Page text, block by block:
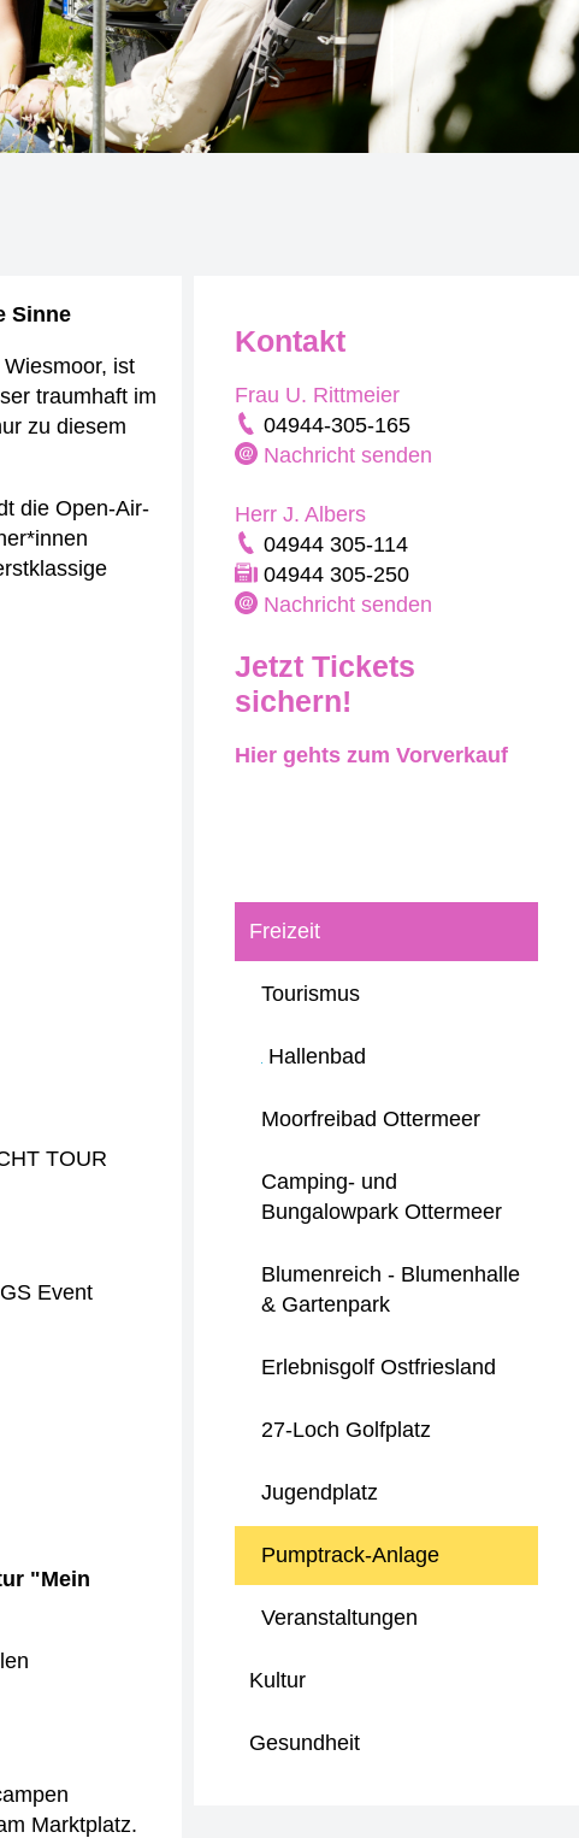
Sinne
ist
traumhaft im
zu diesem
die Open-Air-
TOUR
Event
"Mein
Marktplatz.
Freizeit
Tourismus
Hallenbad
Moorfreibad Ottermeer
Camping- und
Bungalowpark Ottermeer
Blumenreich - Blumenhalle
& Gartenpark
Erlebnisgolf Ostfriesland
27-Loch Golfplatz
Jugendplatz
Pumptrack-Anlage
Veranstaltungen
Kultur
Gesundheit
Kontakt
Frau U. Rittmeier
04944-305-165
Nachricht senden
Herr J. Albers
04944 305-114
04944 305-250
Nachricht senden
Jetzt Tickets
sichern!
Hier gehts zum Vorverkauf